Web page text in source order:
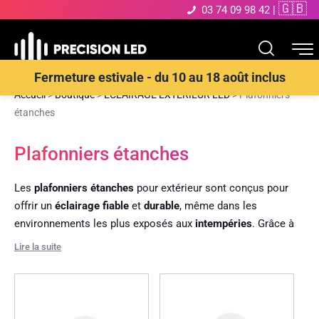
03 74 09 98 42 | 🇬🇧
Fermeture estivale - du 10 au 18 août inclus
Accueil>Boutique>ECLAIRAGE EXTERIEUR LED>Plafonniers
étanches
Plafonniers étanches
Les plafonniers étanches pour extérieur sont conçus pour
offrir un éclairage fiable et durable, même dans les
environnements les plus exposés aux intempéries. Grâce à
leur indice de protection élevé (IP)
climatiques, les rendant parfaits pour lesterrasses
Lire la suite